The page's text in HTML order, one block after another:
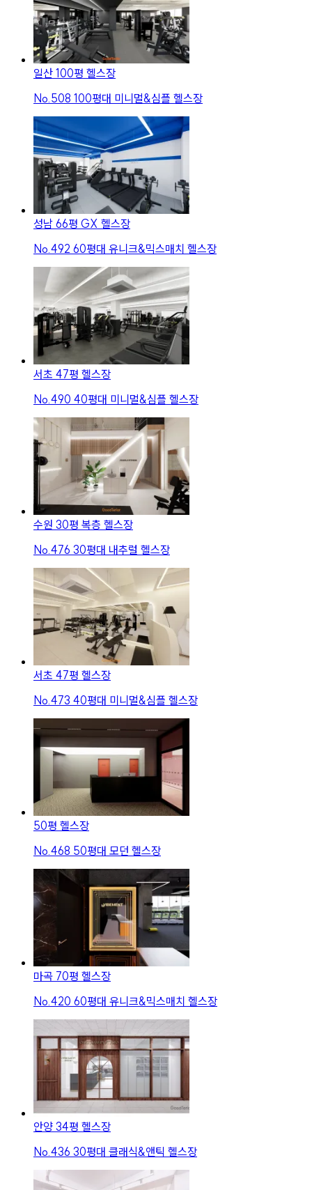
일산 100평 헬스장
No. 508 100평대 미니멀&심플 헬스장
성남 66평 GX 헬스장
No. 492 60평대 유니크&믹스매치 헬스장
서초 47평 헬스장
No. 490 40평대 미니멀&심플 헬스장
수원 30평 복층 헬스장
No. 476 30평대 내추럴 헬스장
서초 47평 헬스장
No. 473 40평대 미니멀&심플 헬스장
50평 헬스장
No. 468 50평대 모던 헬스장
마곡 70평 헬스장
No. 420 60평대 유니크&믹스매치 헬스장
안양 34평 헬스장
No. 436 30평대 클래식&앤틱 헬스장